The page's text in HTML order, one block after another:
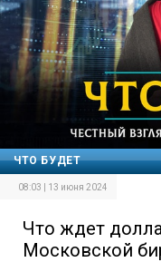
ЧТО БУДЕТ
08:03 | 13 июня 2024
Что ждет
Московской